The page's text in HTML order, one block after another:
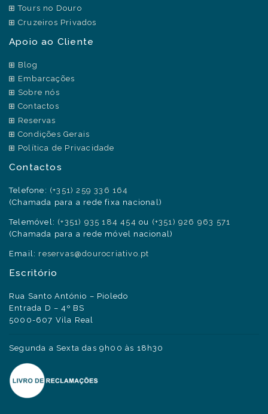
Tours no Douro
Cruzeiros Privados
Apoio ao Cliente
Blog
Embarcações
Sobre nós
Contactos
Reservas
Condições Gerais
Política de Privacidade
Contactos
Telefone: (+351) 259 336 164
(Chamada para a rede fixa nacional)
Telemóvel: (+351) 935 184 454 ou (+351) 926 963 571
(Chamada para a rede móvel nacional)
Email: reservas@dourocriativo.pt
Escritório
Rua Santo António – Pioledo
Entrada D – 4º BS
5000-607 Vila Real
Segunda a Sexta das 9h00 às 18h30